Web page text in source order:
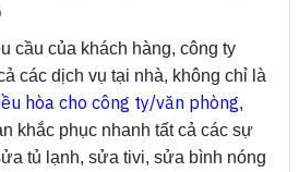
cầu của khách hàng, công ty
các dịch vụ tại nhà, không chỉ là
hòa cho công ty/văn phòng,
khắc phục nhanh tất cả các sự
tủ lạnh, sửa tivi, sửa bình nóng